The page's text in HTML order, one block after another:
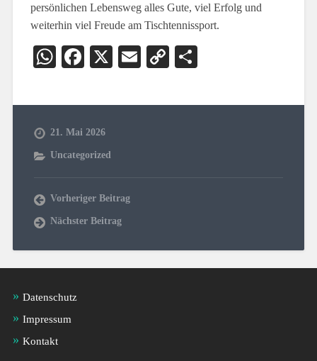
persönlichen Lebensweg alles Gute, viel Erfolg und
weiterhin viel Freude am Tischtennissport.
WhatsApp
Facebook
X EmailCopy
21. Mai 2026
Uncategorized
Vorheriger Beitrag
Nächster Beitrag
Datenschutz
Impressum
Kontakt